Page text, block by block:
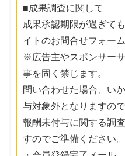
■成果調査に関して
成果承認期限が過ぎて
イトのお問合せフォー
※広告主やスポンサー
事を固く禁じます。
問い合わせた場合、い
与対象外となりますの
報酬未付与に関する調
すのでご準備ください。